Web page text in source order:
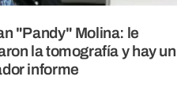
"Pandy" Molina: le
la tomografía y hay un
informe